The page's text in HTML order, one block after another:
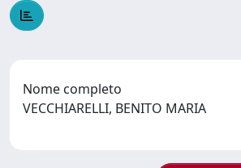
Nome completo
VECCHIARELLI, BENITO MARIA